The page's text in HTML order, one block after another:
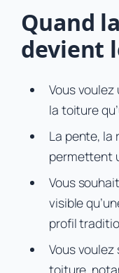
Quand
devient
Vous
la toiture
La pente, la
permettent
Vous
visible
profil
Vous voulez
toiture,